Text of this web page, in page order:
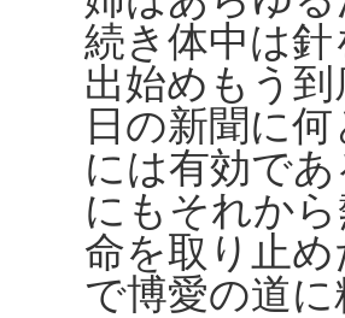
続き体中は
出始めもう
日の新聞に
には有効で
にもそれか
命を取り止
で博愛の道